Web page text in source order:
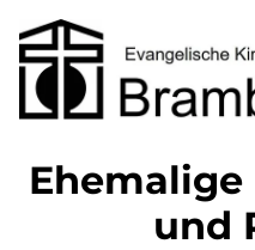
und